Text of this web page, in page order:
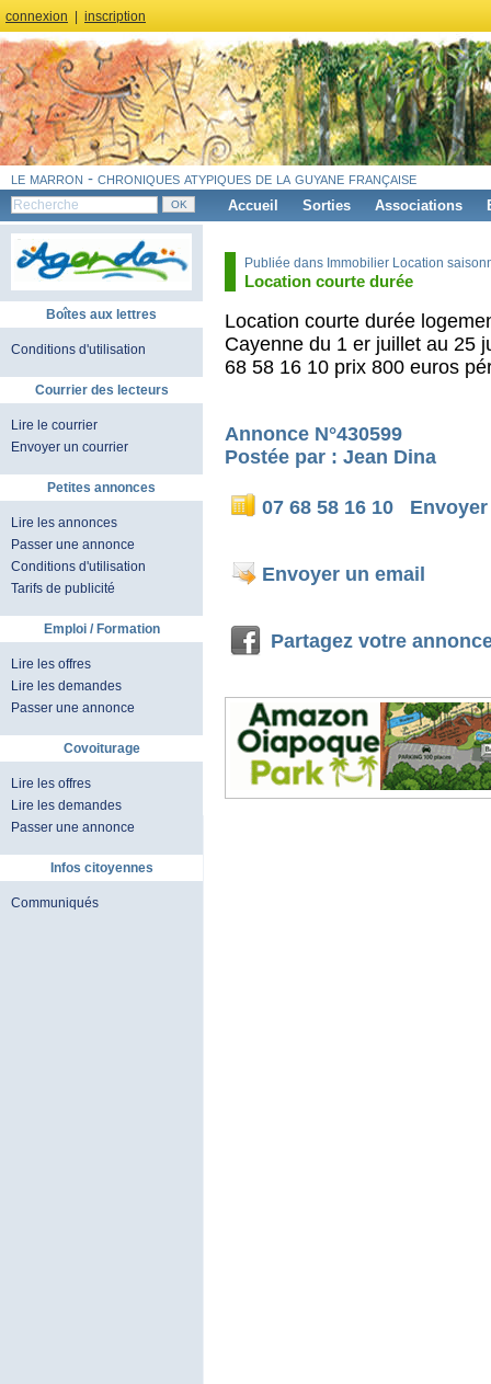
connexion inscription
le marron - chroniques atypiques de la guyane française
Accueil Sorties Associations
Boîtes aux lettres
Conditions d'utilisation
Courrier des lecteurs
Lire le courrier
Envoyer un courrier
Petites annonces
Lire les annonces
Passer une annonce
Conditions d'utilisation
Tarifs de publicité
Emploi / Formation
Lire les offres
Lire les demandes
Passer une annonce
Covoiturage
Lire les offres
Lire les demandes
Passer une annonce
Infos citoyennes
Communiqués
Publiée dans Immobilier Location
Location courte durée
Location courte durée
Cayenne du 1 er juillet au 25
68 58 16 10 prix 800 euros
Annonce N°430599
Postée par : Jean Dina
07 68 58 16 10
Envoyer un email
Partagez votre